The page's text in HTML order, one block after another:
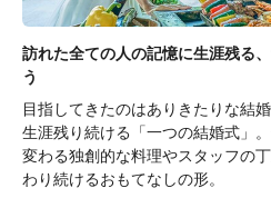
訪れた全ての人の記憶に生涯残る
う
目指してきたのはありきたりな結
生涯残り続ける「一つの結婚式」
変わる独創的な料理やスタッフの
わり続けるおもてなしの形。